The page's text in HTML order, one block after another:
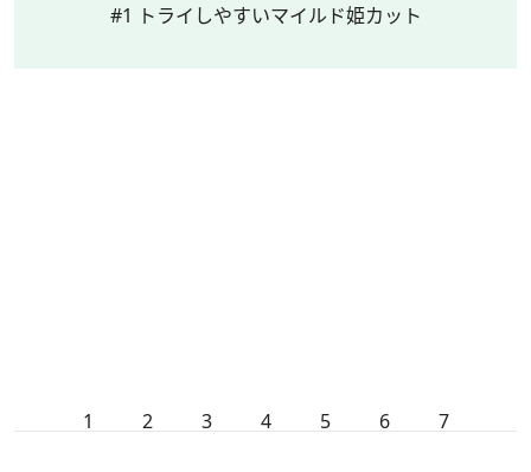
#1 トライしやすいマイルド姫カット
1 2 3 4 5 6 7